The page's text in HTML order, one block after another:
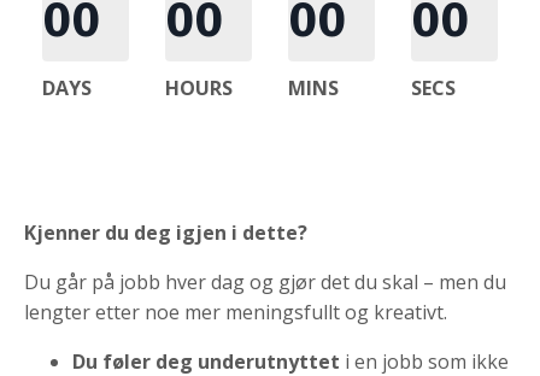
00
DAYS
00
HOURS
00
MINS
00
SECS
Kjenner du deg igjen i dette?
Du går på jobb hver dag og gjør det du skal – men du
lengter etter noe mer meningsfullt og kreativt.
Du føler deg underutnyttet i en jobb som ikke